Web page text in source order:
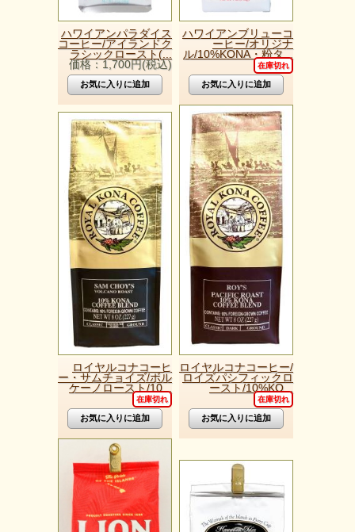
ハワイアンパラダイス
コーヒー/アイランドク
ラシックロースト(...
価格：1,700円(税込)
ハワイアンブリューコ
ーヒー/オリジナ
ル/10%KONA・粉タ...
在庫切れ
ロイヤルコナコーヒ
ー・サムチョイズ/ボル
ケーノロースト/10...
在庫切れ
ロイヤルコナコーヒー/
ロイズパシフィックロ
ースト/10%KO...
在庫切れ